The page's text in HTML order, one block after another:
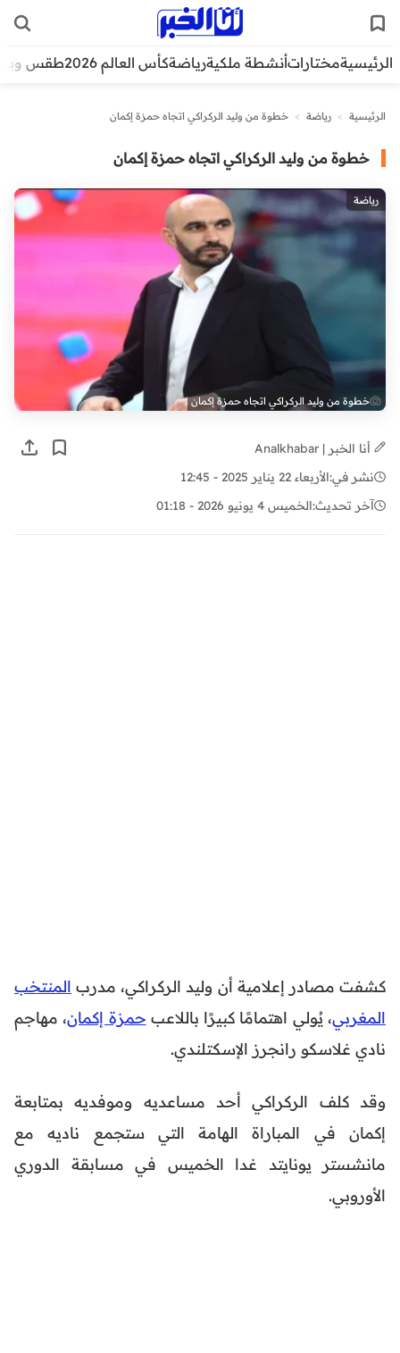
الرئيسيةمختاراتأنشطة ملكيةرياضةكأس العالم 2026 طقس
الرئيسية > رياضة > خطوة من وليد الركراكي اتجاه حمزة إكمان
خطوة من وليد الركراكي اتجاه حمزة إكمان
رياضة
خطوة من وليد الركراكي اتجاه حمزة إكمان
أنا الخبر | Analkhabar
نشر في:الأربعاء 22 يناير 2025 - 12:45
آخر تحديث:الخميس 4 يونيو 2026 - 01:18
كشفت مصادر إعلامية أن وليد الركراكي، مدرب المنتخب
المغربي، يُولي اهتمامًا كبيرًا باللاعب حمزة إكمان، مهاجم
نادي غلاسكو رانجرز الإسكتلندي.
وقد كلف الركراكي أحد مساعديه وموفديه بمتابعة
إكمان في المباراة الهامة التي ستجمع ناديه مع
مانشستر يونايتد غدا الخميس في مسابقة الدوري
الأوروبي.